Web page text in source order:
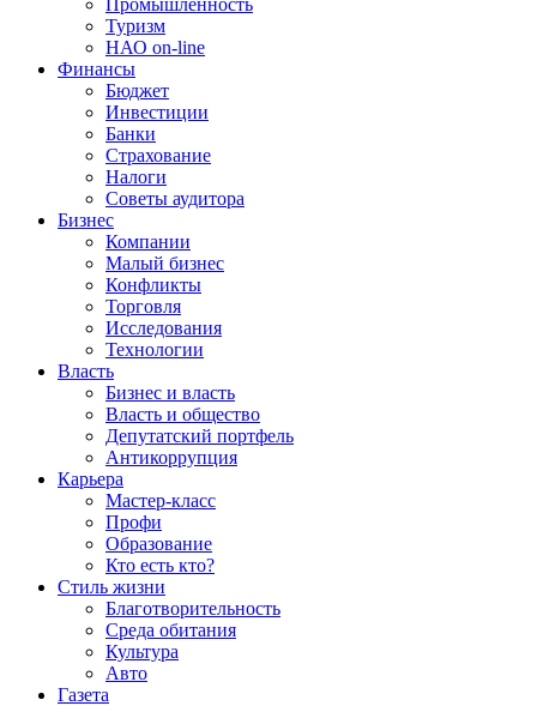
Промышленность
Туризм
НАО on-line
Финансы
Бюджет
Инвестиции
Банки
Страхование
Налоги
Советы аудитора
Бизнес
Компании
Малый бизнес
Конфликты
Торговля
Исследования
Технологии
Власть
Бизнес и власть
Власть и общество
Депутатский портфель
Антикоррупция
Карьера
Мастер-класс
Профи
Образование
Кто есть кто?
Стиль жизни
Благотворительность
Среда обитания
Культура
Авто
Газета